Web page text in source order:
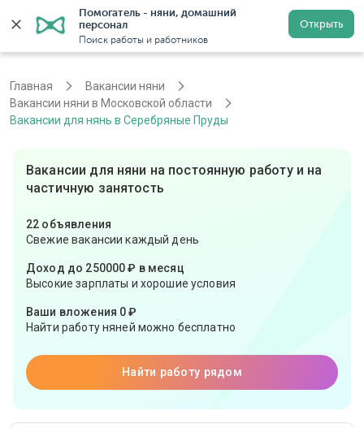
Помогатель - няни, домашний
персонал
Поиск работы и работников
Открыть
Регистрация
Главная
Вакансии няни
Вакансии няни в Московской области
Вакансии для нянь в Серебряные Пруды
Вакансии для няни на постоянную работу и на
частичную занятость
22 объявления
Свежие вакансии каждый день
Доход до 250000 ₽ в месяц
Высокие зарплаты и хорошие условия
Ваши вложения 0 ₽
Найти работу няней можно бесплатно
Найти работу рядом